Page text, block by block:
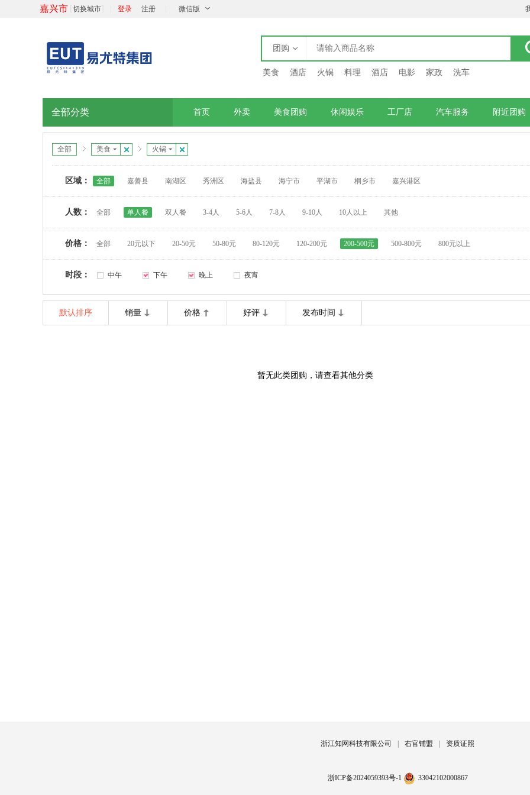
嘉兴市 切换城市 登录 注册 微信版
团购
美食 酒店 火锅 料理 酒店 电影 家政 洗车
全部分类 首页 外卖 美食团购 休闲娱乐 工厂店 汽车服务 附近团购
全部 美食 火锅
区域： 全部 嘉善县 南湖区 秀洲区 海盐县 海宁市 平湖市 桐乡市 嘉兴港区
人数： 全部 单人餐 双人餐 3-4人 5-6人 7-8人 9-10人 10人以上 其他
价格： 全部 20元以下 20-50元 50-80元 80-120元 120-200元 200-500元 500-800元 800元以上
时段： 中午 下午 晚上 夜宵
默认排序 销量 价格 好评 发布时间
暂无此类团购，请查看其他分类
浙江知网科技有限公司 右官铺盟 资质证照
浙ICP备2024059393号-1 33042102000867